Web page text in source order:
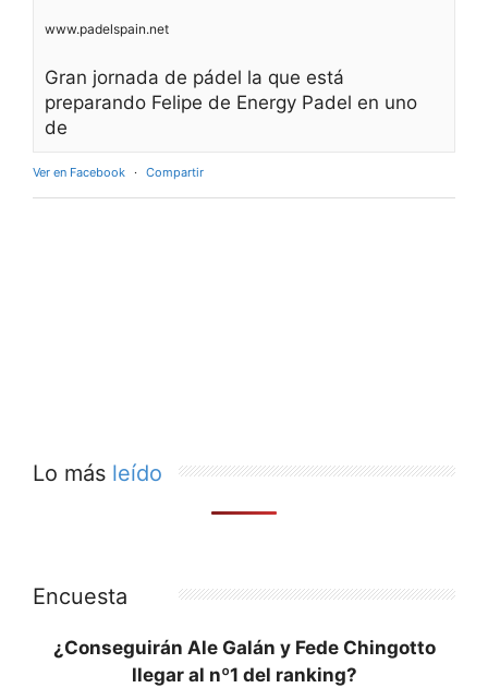
www.padelspain.net
Gran jornada de pádel la que está
preparando Felipe de Energy Padel en uno
de
Ver en Facebook · Compartir
Lo más leído
Encuesta
¿Conseguirán Ale Galán y Fede Chingotto
llegar al nº1 del ranking?